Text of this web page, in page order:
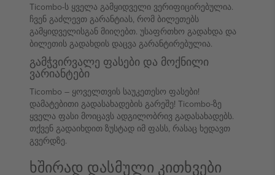
Ticombo-ს ყველა გამყიდველი ვერიფიცირებულია.
ჩვენ გაძლევთ გარანტიას, რომ ბილეთებს
გამყიდველისგან მიიღებთ. უსაფრთხო გადახდა და
ბილეთის გადახდის დაცვა გარანტირებულია.
გამჭვირვალე ფასები და მოქნილი
ვარიანტები
Ticombo – ყოველთვის საუკეთესო ფასები!
დამატებითი გადასახადების გარეშე! Ticombo-ზე
ყველა ფასი მოიცავს ადგილობრივ გადასახადებს.
თქვენ გადაიხდით ზუსტად იმ ფასს, რასაც ხედავთ
გვერდზე.
ხშირად დასმული კითხვები